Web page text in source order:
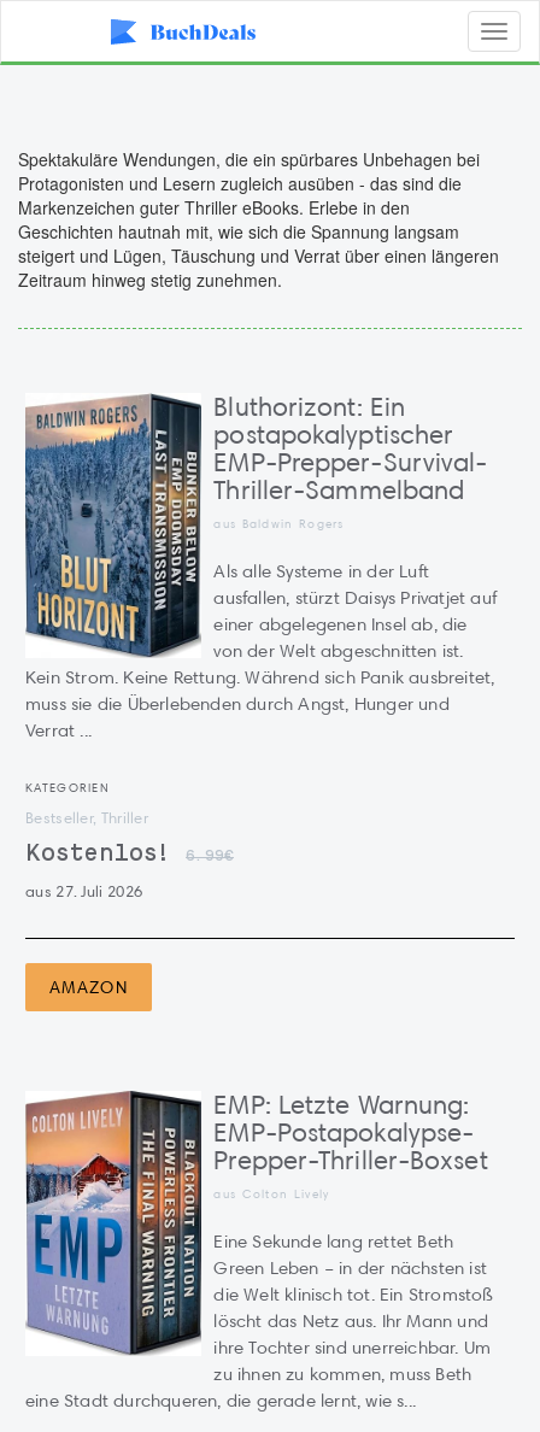
Spektakuläre Wendungen, die ein spürbares Unbehagen bei
Protagonisten und Lesern zugleich ausüben - das sind die
Markenzeichen guter Thriller eBooks. Erlebe in den
Geschichten hautnah mit, wie sich die Spannung langsam
steigert und Lügen, Täuschung und Verrat über einen längeren
Zeitraum hinweg stetig zunehmen.
Bluthorizont: Ein
postapokalyptischer
EMP-Prepper-Survival-
Thriller-Sammelband
aus Baldwin Rogers
Als alle Systeme in der Luft
ausfallen, stürzt Daisys Privatjet auf
einer abgelegenen Insel ab, die
von der Welt abgeschnitten ist.
Kein Strom. Keine Rettung. Während sich Panik ausbreitet,
muss sie die Überlebenden durch Angst, Hunger und
Verrat ...
KATEGORIEN
Bestseller, Thriller
Kostenlos! 6.99€
aus 27. Juli 2026
AMAZON
EMP: Letzte Warnung:
EMP-Postapokalypse-
Prepper-Thriller-Boxset
aus Colton Lively
Eine Sekunde lang rettet Beth
Green Leben – in der nächsten ist
die Welt klinisch tot. Ein Stromstoß
löscht das Netz aus. Ihr Mann und
ihre Tochter sind unerreichbar. Um
zu ihnen zu kommen, muss Beth
eine Stadt durchqueren, die gerade lernt, wie s...